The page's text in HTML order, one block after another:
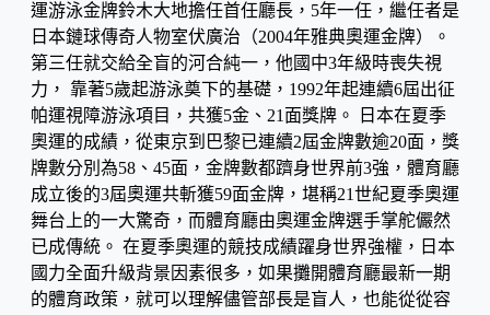
運游泳金牌鈴木大地擔任首任廳長，5年一任，繼任者是
日本鏈球傳奇人物室伏廣治（2004年雅典奧運金牌）。
第三任就交給全盲的河合純一，他國中3年級時喪失視
力， 靠著5歲起游泳奠下的基礎，1992年起連續6屆出征
帕運視障游泳項目，共獲5金、21面獎牌。 日本在夏季
奧運的成績，從東京到巴黎已連續2屆金牌數逾20面，獎
牌數分別為58、45面，金牌數都躋身世界前3強，體育廳
成立後的3屆奧運共斬獲59面金牌，堪稱21世紀夏季奧運
舞台上的一大驚奇，而體育廳由奧運金牌選手掌舵儼然
已成傳統。 在夏季奧運的競技成績躍身世界強權，日本
國力全面升級背景因素很多，如果攤開體育廳最新一期
的體育政策，就可以理解儘管部長是盲人，也能從從容